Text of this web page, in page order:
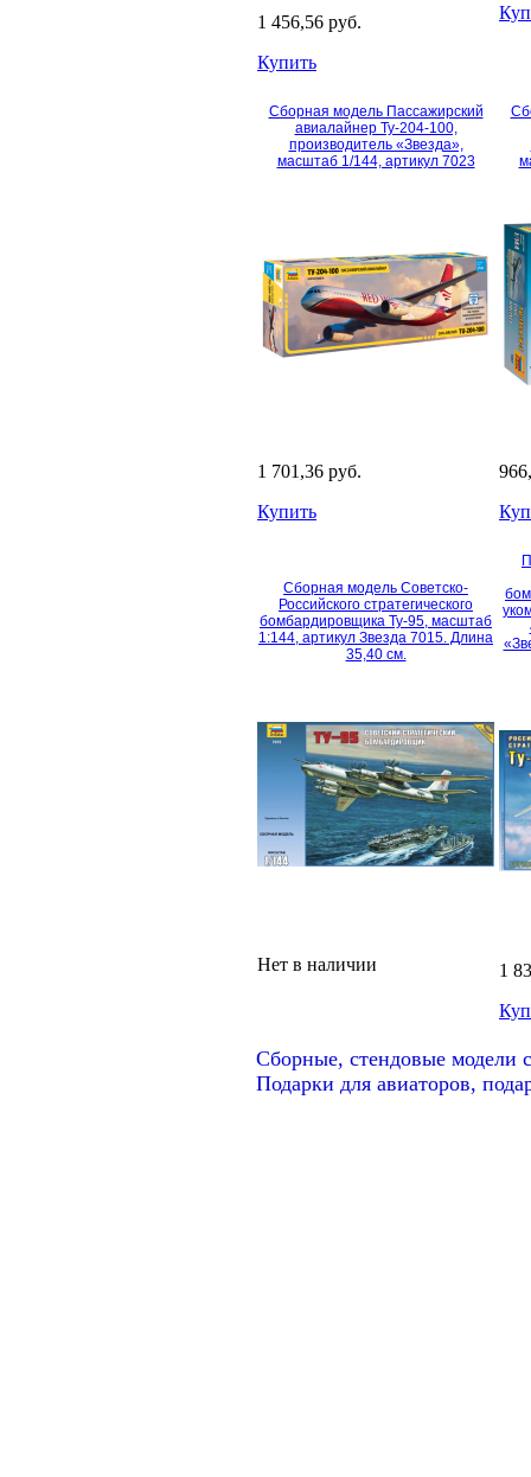
1 456,56 руб.
Купить
Сборная модель Пассажирский
авиалайнер Ту-204-100,
производитель «Звезда»,
масштаб 1/144, артикул 7023
1 701,36 руб.
Купить
Сборная модель Советско-
Российского стратегического
бомбардировщика Ту-95, масштаб
1:144, артикул Звезда 7015. Длина
35,40 см.
Нет в наличии
1
Сборные, стендовые модели
Подарки для авиаторов,